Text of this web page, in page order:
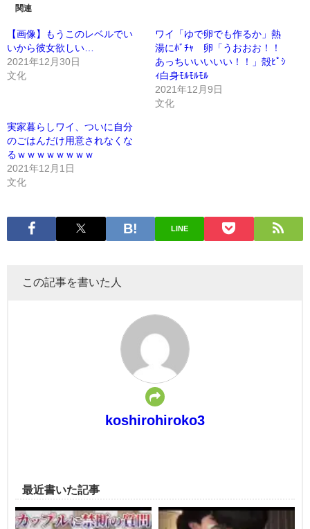
関連
【画像】もうこのレベルでい
いから彼女欲しい…
2021年12月30日
文化
ワイ「ゆで卵でも作るか」熱
湯にﾎﾞﾁｬ 卵「うおおお！！
あっちいいいいい！！」殻ﾋﾟｼ
ｨ白身ﾓﾙﾓﾙﾓﾙ
2021年12月9日
文化
実家暮らしワイ、ついに自分
のごはんだけ用意されなくな
るｗｗｗｗｗｗｗｗ
2021年12月1日
文化
LINE
この記事を書いた人
koshirohiroko3
最近書いた記事